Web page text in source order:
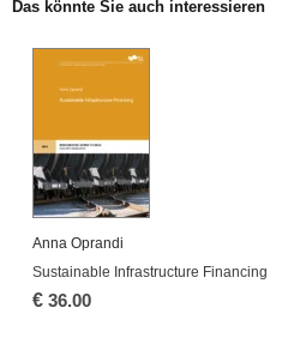
Das könn­te Sie auch in­ter­es­sie­ren
Anna Opran­di
Sustainable In­fra­struc­tu­re Fi­nan­cing
€ 36.00